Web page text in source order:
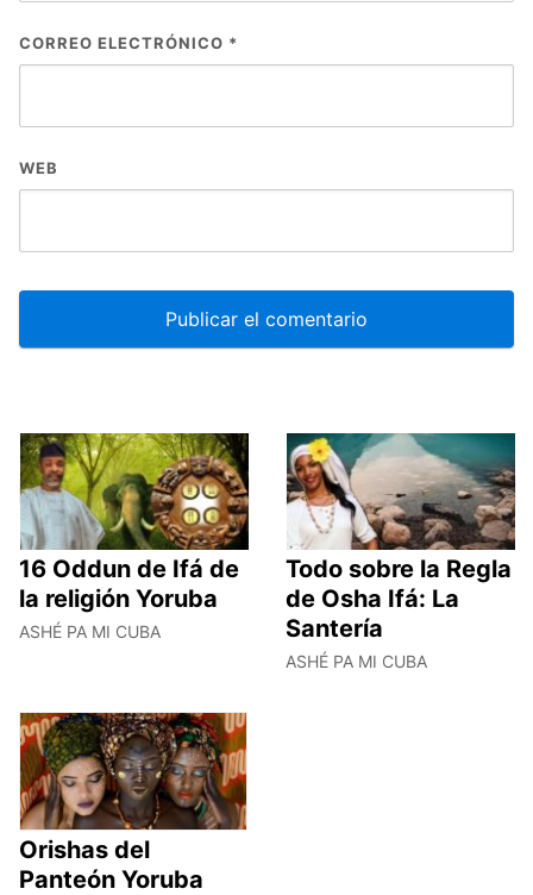
CORREO ELECTRÓNICO *
WEB
16 Oddun de Ifá de
la religión Yoruba
ASHÉ PA MI CUBA
Todo sobre la Regla
de Osha Ifá: La
Santería
ASHÉ PA MI CUBA
Orishas del
Panteón Yoruba